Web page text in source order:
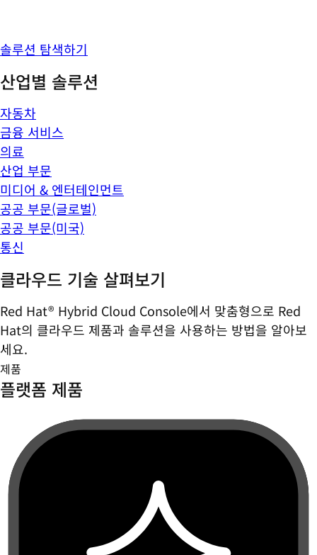
솔루션 탐색하기
산업별 솔루션
자동차
금융 서비스
의료
산업 부문
미디어 & 엔터테인먼트
공공 부문(글로벌)
공공 부문(미국)
통신
클라우드 기술 살펴보기
Red Hat® Hybrid Cloud Console에서 맞춤형으로 Red
Hat의 클라우드 제품과 솔루션을 사용하는 방법을 알아보
세요.
제품
플랫폼 제품